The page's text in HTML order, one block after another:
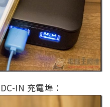
IN 充電埠：